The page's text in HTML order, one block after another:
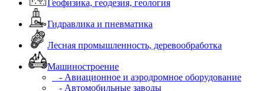
Геофизика, геодезия, геология
Гидравлика и пневматика
Лесная промышленность, деревообработка
Машиностроение
- Авиационное и аэродромное оборудование
- Автомобильные заводы